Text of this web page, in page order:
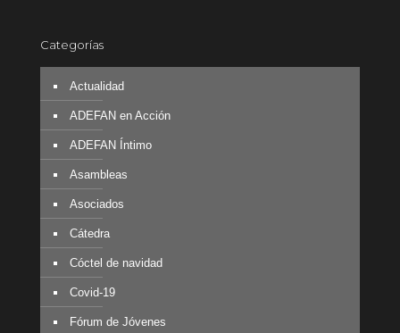
Categorías
Actualidad
ADEFAN en Acción
ADEFAN Íntimo
Asambleas
Asociados
Cátedra
Cóctel de navidad
Covid-19
Fórum de Jóvenes